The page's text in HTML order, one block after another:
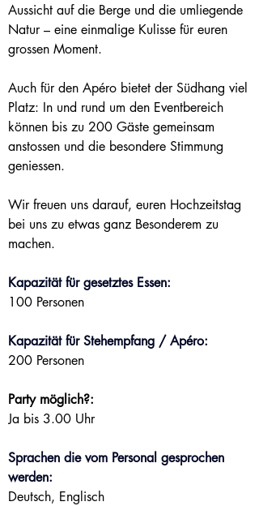
Aussicht auf die Berge und die umliegende
Natur – eine einmalige Kulisse für euren
grossen Moment.
Auch für den Apéro bietet der Südhang viel
Platz: In und rund um den Eventbereich
können bis zu 200 Gäste gemeinsam
anstossen und die besondere Stimmung
geniessen.
Wir freuen uns darauf, euren Hochzeitstag
bei uns zu etwas ganz Besonderem zu
machen.
Kapazität für gesetztes Essen:
100 Personen
Kapazität für Stehempfang / Apéro:
200 Personen
Party möglich?:
Ja bis 3.00 Uhr
Sprachen die vom Personal gesprochen
werden:
Deutsch, Englisch